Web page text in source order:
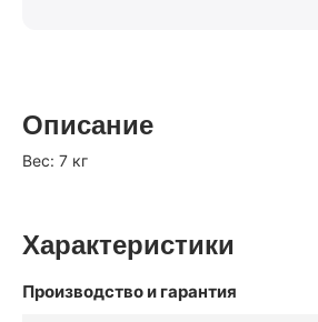
Описание
Вес: 7 кг
Характеристики
Производство и гарантия